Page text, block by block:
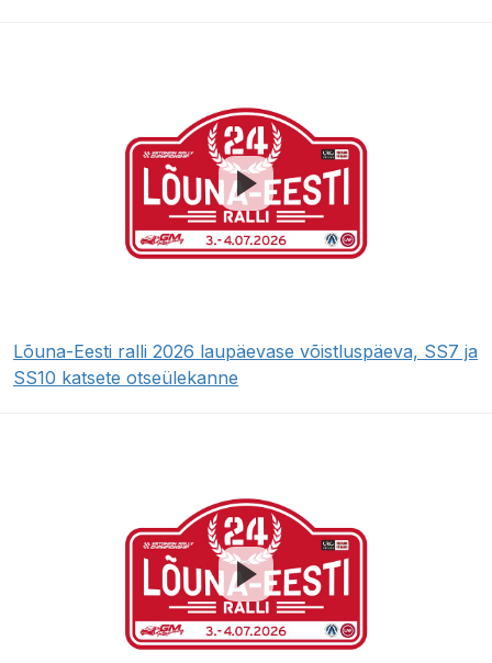
Lõuna-Eesti ralli 2026 laupäevase võistluspäeva, SS7 ja
SS10 katsete otseülekanne